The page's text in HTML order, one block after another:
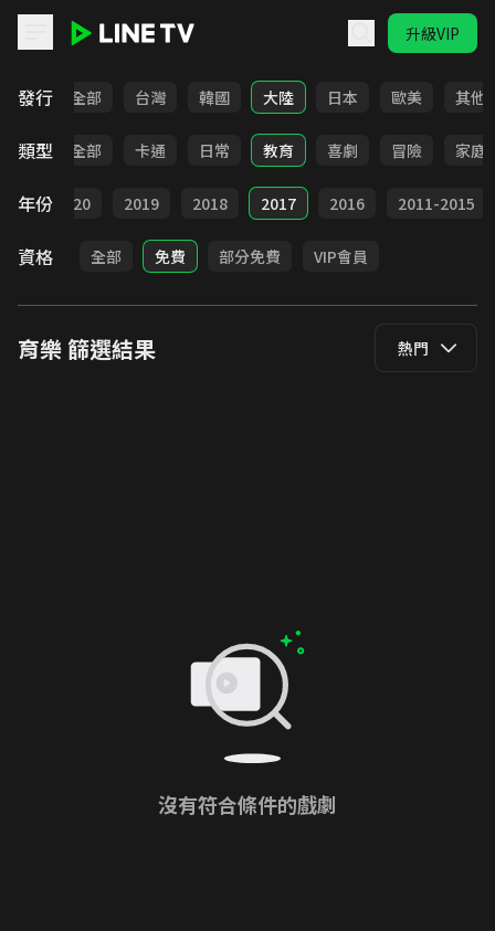
升級VIP
發行 全部 台灣 韓國 大陸 日本 歐美 其他
類型 全部 卡通 日常 教育 喜劇 冒險 家庭
年份 2020 2019 2018 2017 2016 2011-2015
資格 全部 免費 部分免費 VIP會員
育樂篩選結果 熱門
沒有符合條件的戲劇